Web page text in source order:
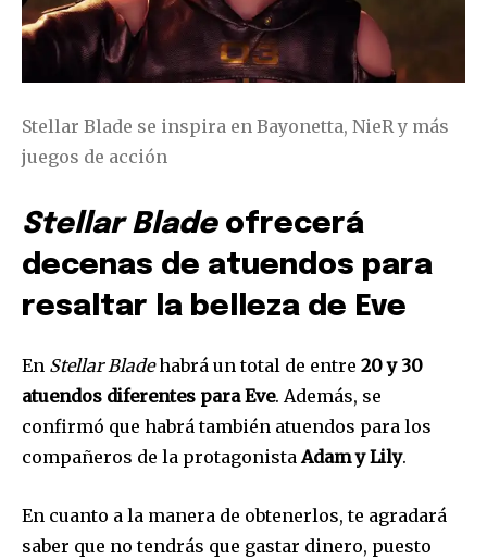
Únete a nuestra comunidad de
suscriptores y sé parte de la
conversación.
y da click en el botón de "suscribir". No te preocupes,
respetamos tu privacidad y no enviaremos correo basura a tu
INBOX. Tu información está segura con nosotros.
SUSCRIBIR
Acepto la Política de Privacidad .
Stellar Blade se inspira en Bayonetta, NieR y más
juegos de acción
Stellar Bladeofrecerá
decenas de atuendos para
resaltar la belleza de Eve
En Stellar Bladehabrá un total de entre 20 y 30
atuendos diferentes para Eve. Además, se
confirmó que habrá también atuendos para los
compañeros de la protagonistaAdam y Lily.
En cuanto a la manera de obtenerlos, te agradará
saber que no tendrás que gastar dinero, puesto